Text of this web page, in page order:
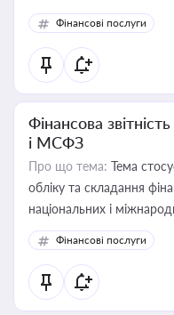
Фінансові послуги
Фінансова
і МСФЗ
Про що тема: Тема
обліку та складання
національних і
Фінансові послуги